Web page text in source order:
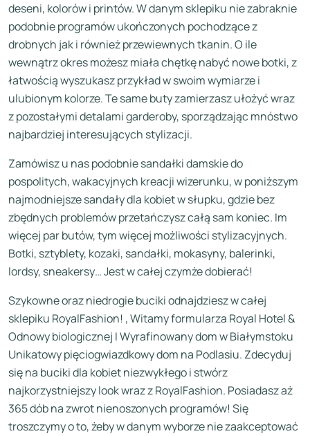
deseni, kolorów i printów. W danym sklepiku nie zabraknie
podobnie programów ukończonych pochodzące z
drobnych jak i również przewiewnych tkanin. O ile
wewnątrz okres możesz miała chętkę nabyć nowe botki, z
łatwością wyszukasz przykład w swoim wymiarze i
ulubionym kolorze. Te same buty zamierzasz ułożyć wraz
z pozostałymi detalami garderoby, sporządzając mnóstwo
najbardziej interesujących stylizacji.
Zamówisz u nas podobnie sandałki damskie do
pospolitych, wakacyjnych kreacji wizerunku, w poniższym
najmodniejsze sandały dla kobiet w słupku, gdzie bez
zbędnych problemów przetańczysz całą sam koniec. Im
więcej par butów, tym więcej możliwości stylizacyjnych.
Botki, sztyblety, kozaki, sandałki, mokasyny, balerinki,
lordsy, sneakersy… Jest w całej czymże dobierać!
Szykowne oraz niedrogie buciki odnajdziesz w całej
sklepiku RoyalFashion! , Witamy formularza Royal Hotel &
Odnowy biologicznej I Wyrafinowany dom w Białymstoku
Unikatowy pięciogwiazdkowy dom na Podlasiu. Zdecyduj
się na buciki dla kobiet niezwykłego i stwórz
najkorzystniejszy look wraz z RoyalFashion. Posiadasz aż
365 dób na zwrot nienoszonych programów! Się
troszczymy o to, żeby w danym wyborze nie zaakceptować